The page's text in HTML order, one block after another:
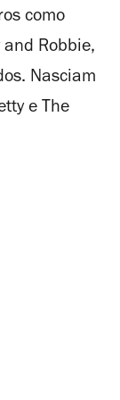
como
Robbie,
Nasciam
e The